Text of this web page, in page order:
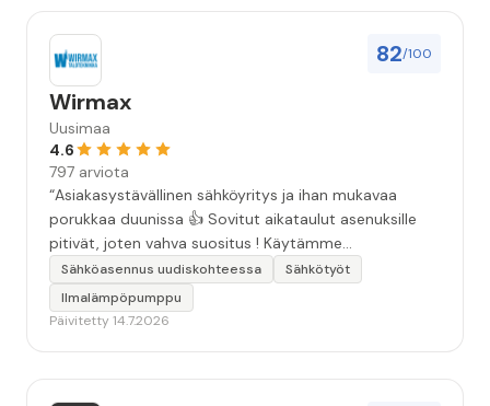
82/100
Wirmax
Uusimaa
4.6
797 arviota
“Asiakasystävällinen sähköyritys ja ihan mukavaa
porukkaa duunissa 👍 Sovitut aikataulut asenuksille
pitivät, joten vahva suositus ! Käytämme
seuraavallakin kerralla!”
Sähköasennus uudiskohteessa
Sähkötyöt
Ilmalämpöpumppu
Päivitetty 14.7.2026